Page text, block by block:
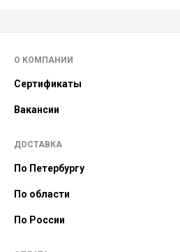
О КОМПАНИИ
Сертификаты
Вакансии
ДОСТАВКА
По Петербургу
По области
По России